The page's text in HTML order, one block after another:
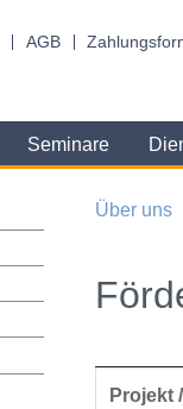
AGB
Seminare
Über uns
Projekt /